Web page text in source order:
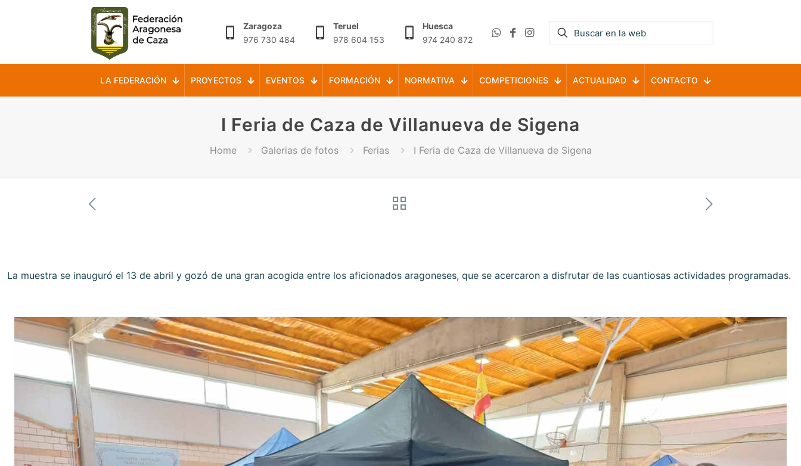
Zaragoza
976 730 484
Teruel
978 604 153
Huesca
974 240 872
LA FEDERACIÓN PROYECTOS EVENTOS FORMACIÓN NORMATIVA COMPETICIONES ACTUALIDAD CONTACTO
I Feria de Caza de Villanueva de Sigena
Home Galerias de fotos Ferias I Feria de Caza de Villanueva de Sigena
La muestra se inauguró el 13 de abril y gozó de una gran acogida entre los aficionados aragoneses, que se acercaron a disfrutar de las cuantiosas actividades programadas.